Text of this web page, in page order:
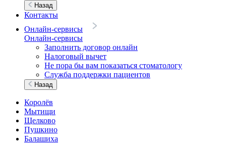
Назад
Контакты
Онлайн-сервисы
Онлайн-сервисы
Заполнить договор онлайн
Налоговый вычет
Не пора бы вам показаться стоматологу
Служба поддержки пациентов
Назад
Королёв
Мытищи
Щелково
Пушкино
Балашиха